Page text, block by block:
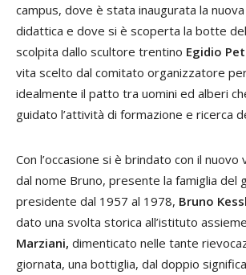
campus, dove è stata inaugurata la
didattica e dove si è scoperta la botte
scolpita dallo scultore trentino Egidio
vita scelto dal comitato organizzatore
idealmente il patto tra uomini ed alberi
guidato l’attività di formazione e ricerca
Con l’occasione si è brindato con il
dal nome Bruno, presente la famiglia del
presidente dal 1957 al 1978, Bruno
dato una svolta storica all’istituto
Marziani, dimenticato nelle tante
giornata, una bottiglia, dal doppio